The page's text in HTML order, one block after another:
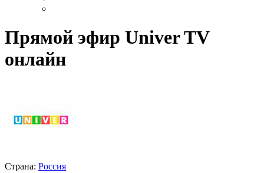
Прямой эфир Univer TV
онлайн
Страна: Россия